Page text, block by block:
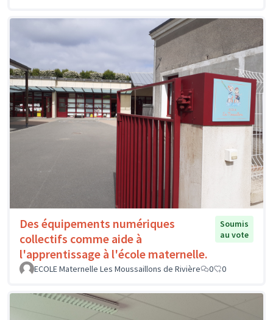
Des équipements numériques
collectifs comme aide à
l'apprentissage à l'école maternelle.
Soumis
au vote
ECOLE Maternelle Les Moussaillons de Rivière 0 0